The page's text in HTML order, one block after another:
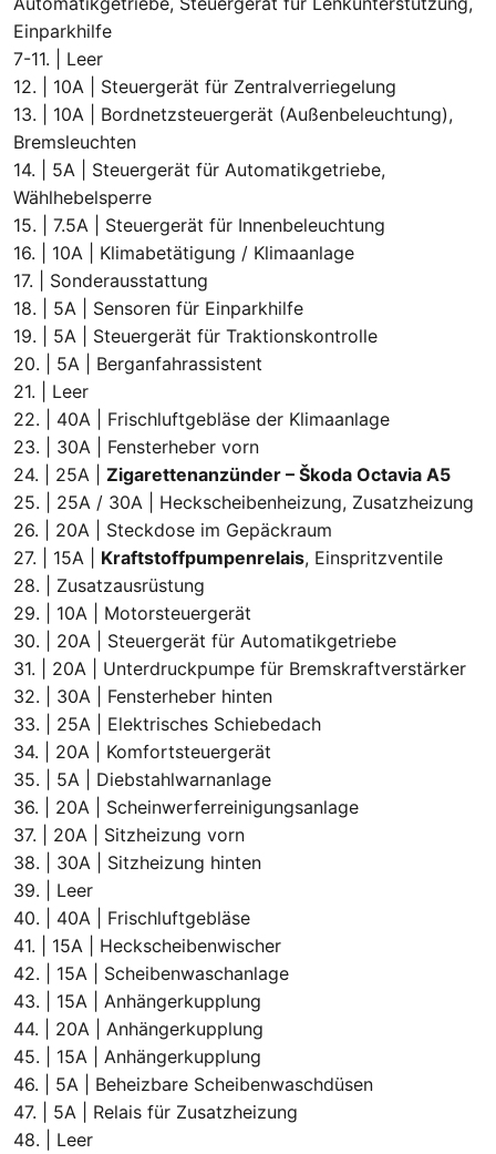
Einparkhilfe
7-11. | Leer
12. | 10A | Steuergerät für Zentralverriegelung
13. | 10A | Bordnetzsteuergerät (Außenbeleuchtung),
Bremsleuchten
14. | 5A | Steuergerät für Automatikgetriebe,
Wählhebelsperre
15. | 7.5A | Steuergerät für Innenbeleuchtung
16. | 10A | Klimabetätigung / Klimaanlage
17. | Sonderausstattung
18. | 5A | Sensoren für Einparkhilfe
19. | 5A | Steuergerät für Traktionskontrolle
20. | 5A | Berganfahrassistent
21. | Leer
22. | 40A | Frischluftgebläse der Klimaanlage
23. | 30A | Fensterheber vorn
24. | 25A | Zigarettenanzünder – Škoda Octavia A5
25. | 25A / 30A | Heckscheibenheizung, Zusatzheizung
26. | 20A | Steckdose im Gepäckraum
27. | 15A | Kraftstoffpumpenrelais, Einspritzventile
28. | Zusatzausrüstung
29. | 10A | Motorsteuergerät
30. | 20A | Steuergerät für Automatikgetriebe
31. | 20A | Unterdruckpumpe für Bremskraftverstärker
32. | 30A | Fensterheber hinten
33. | 25A | Elektrisches Schiebedach
34. | 20A | Komfortsteuergerät
35. | 5A | Diebstahlwarnanlage
36. | 20A | Scheinwerferreinigungsanlage
37. | 20A | Sitzheizung vorn
38. | 30A | Sitzheizung hinten
39. | Leer
40. | 40A | Frischluftgebläse
41. | 15A | Heckscheibenwischer
42. | 15A | Scheibenwaschanlage
43. | 15A | Anhängerkupplung
44. | 20A | Anhängerkupplung
45. | 15A | Anhängerkupplung
46. | 5A | Beheizbare Scheibenwaschdüsen
47. | 5A | Relais für Zusatzheizung
48. | Leer